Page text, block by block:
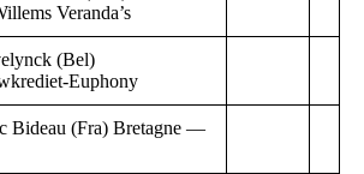
Veranda’s
(Bel)
Euphony
Bideau (Fra) Bretagne —